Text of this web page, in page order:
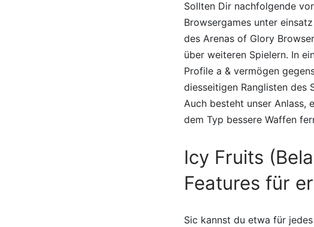
Sollten Dir nachfolgende
Browsergames unter
des Arenas of Glory
über weiteren Spielern. In
Profile a & vermögen
diesseitigen Ranglisten des
Auch besteht unser Anlass,
dem Typ bessere Waffen
Icy Fruits
Features für
Sic kannst du etwa für